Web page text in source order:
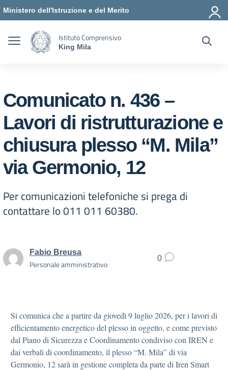
Ministero dell'Istruzione e del Merito
Istituto Comprensivo
King Mila
Comunicato n. 436 –
Lavori di ristrutturazione e
chiusura plesso “M. Mila”
via Germonio, 12
Per comunicazioni telefoniche si prega di
contattare lo 011 011 60380.
Fabio Breusa
Personale amministrativo
0
Si comunica che a partire da giovedì 9 luglio 2026, per i lavori di
efficientamento energetico del plesso in oggetto, e come previsto
dal Piano di Sicurezza e Coordinamento condiviso con IREN e
dai verbali di coordinamento, il plesso “M. Mila” di via
Germonio, 12 sarà in gestione completa da parte di Iren Smart